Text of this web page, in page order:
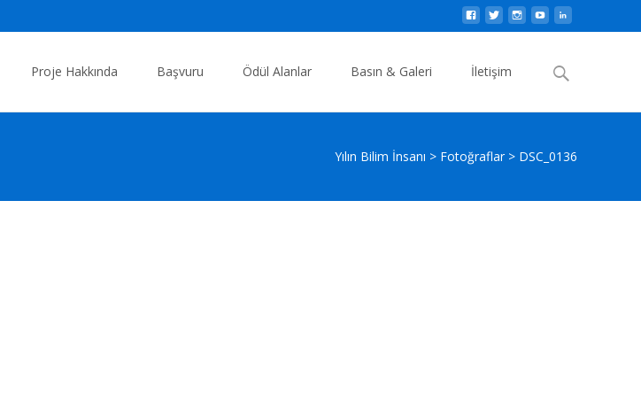
Proje Hakkında Başvuru Ödül Alanlar Basın & Galeri İletişim
Search
Yılın Bilim İnsanı > Fotoğraflar > DSC_0136